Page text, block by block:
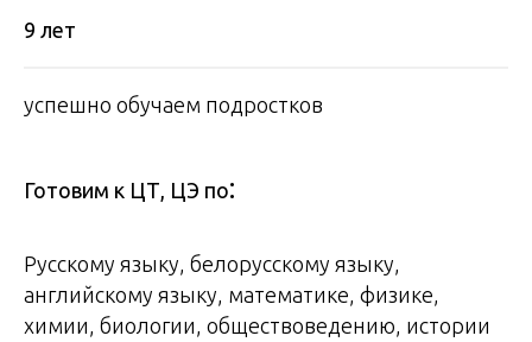
9 лет
успешно обучаем подростков
Готовим к ЦТ, ЦЭ по:
Русскому языку, белорусскому языку,
английскому языку, математике, физике,
химии, биологии, обществоведению, истории